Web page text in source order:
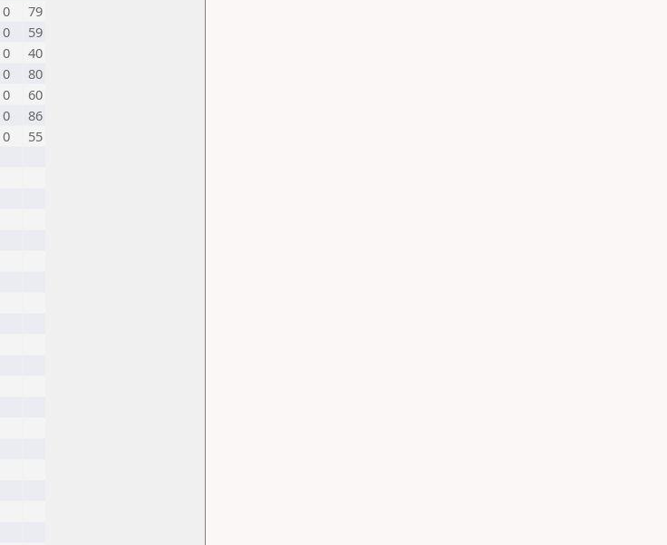
0
79
0
59
0
40
0
80
0
60
0
86
0
55